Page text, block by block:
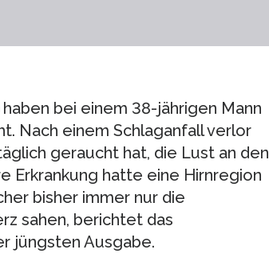
bei einem 38-jährigen Mann
Nach einem Schlaganfall verlor
geraucht hat, die Lust an den
Erkrankung hatte eine Hirnregion
bisher immer nur die
sahen, berichtet das
jüngsten Ausgabe.